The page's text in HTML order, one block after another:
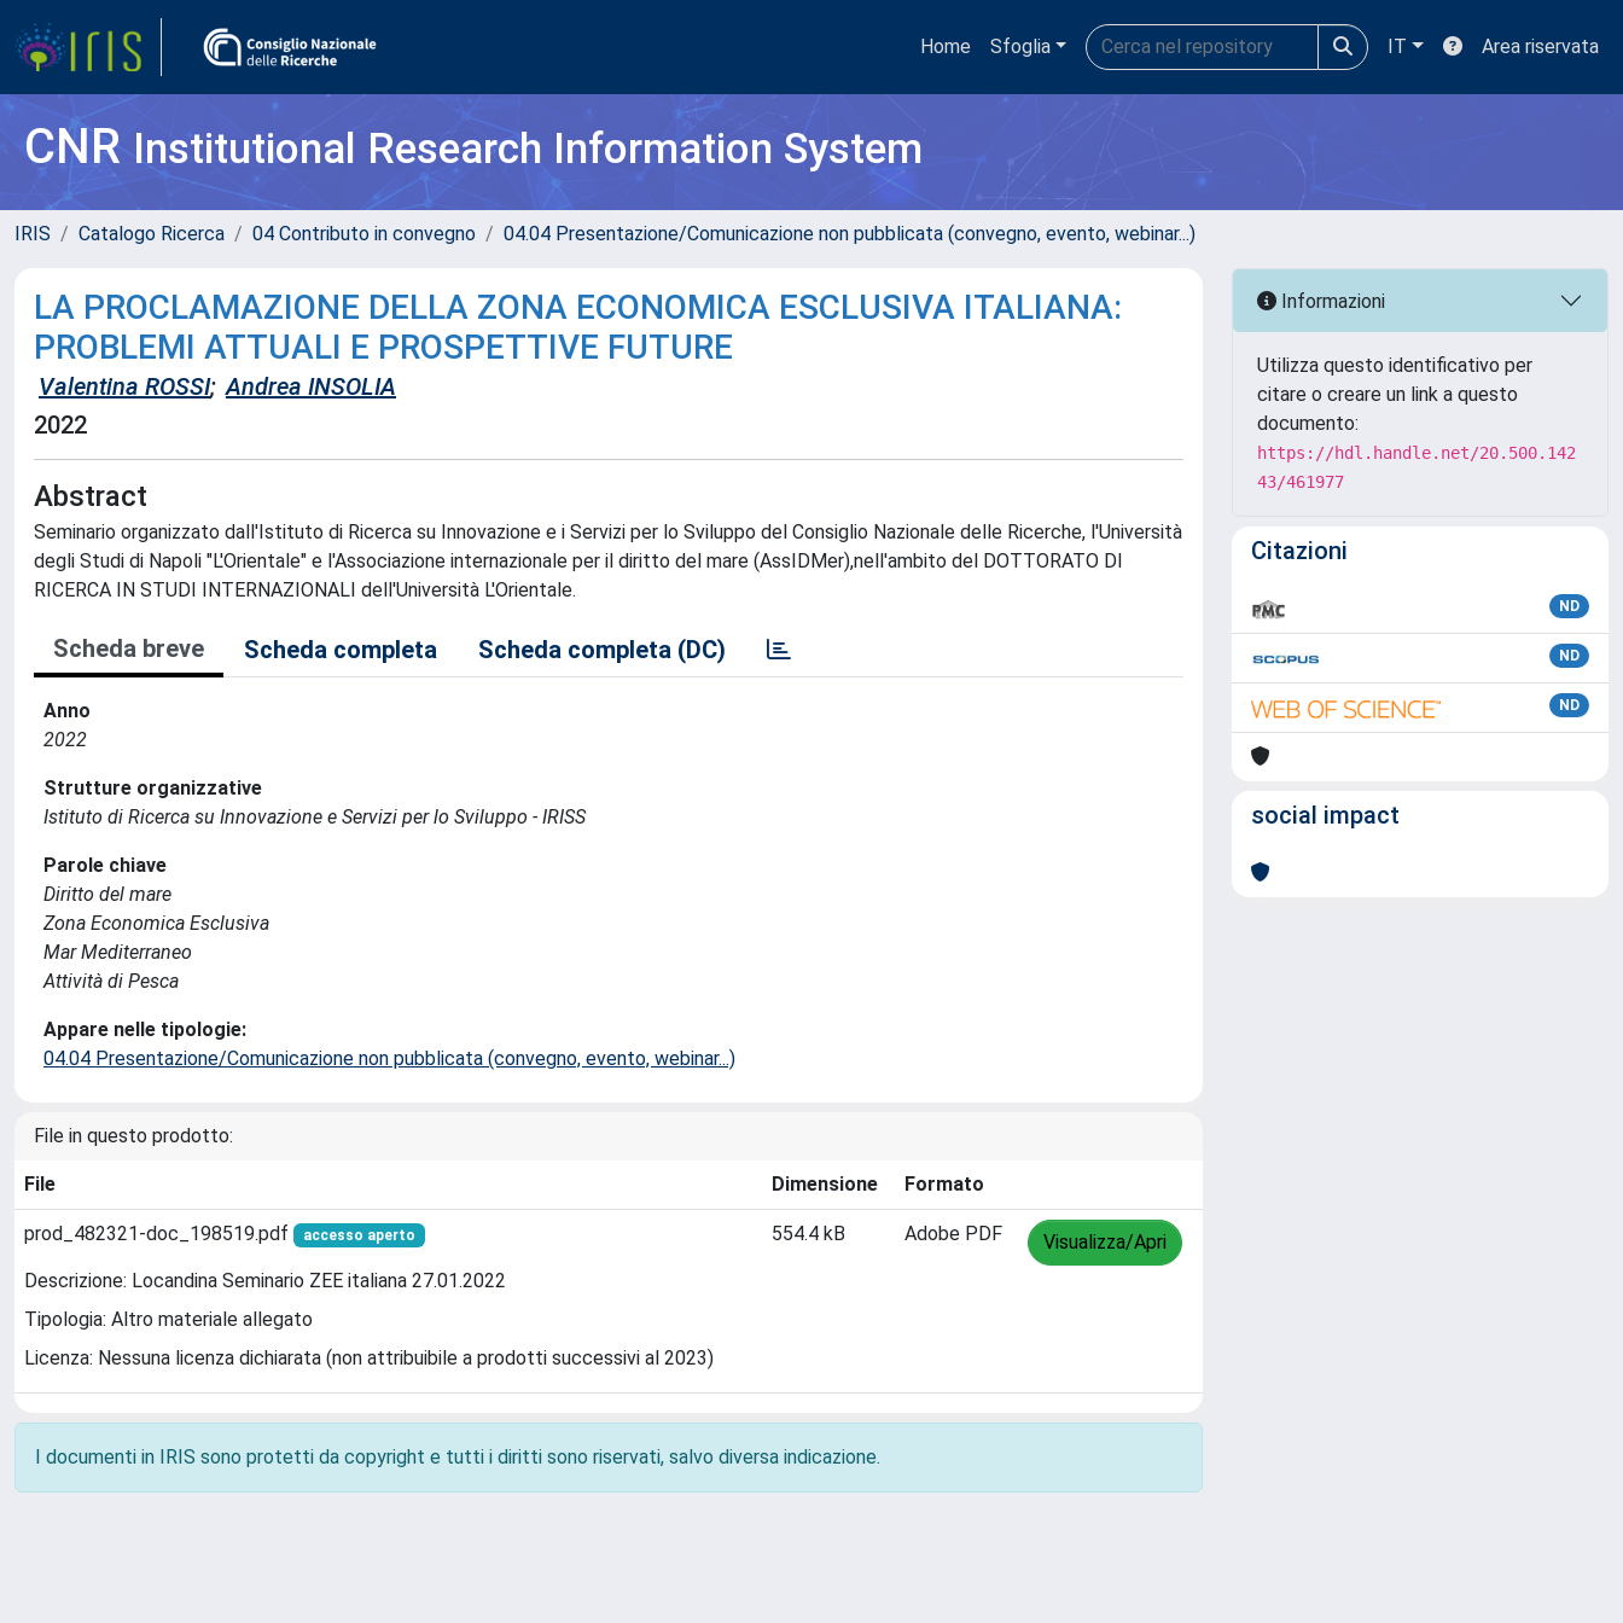
Home Sfoglia IT Area riservata
CNRInstitutional Research Information System
IRIS Catalogo Ricerca 04 Contributo in convegno 04.04 Presentazione/Comunicazione non pubblicata (convegno, evento, webinar...)
LA PROCLAMAZIONE DELLA ZONA ECONOMICA ESCLUSIVA ITALIANA:
PROBLEMI ATTUALI E PROSPETTIVE FUTURE
Valentina ROSSI; Andrea INSOLIA
2022
Abstract
Seminario organizzato dall'Istituto di Ricerca su Innovazione e i Servizi per lo Sviluppo del Consiglio Nazionale delle Ricerche, l'Università
degli Studi di Napoli "L'Orientale" e l'Associazione internazionale per il diritto del mare (AssIDMer),nell'ambito del DOTTORATO DI
RICERCA IN STUDI INTERNAZIONALI dell'Università L'Orientale.
Scheda breve Scheda completa Scheda completa (DC)
Anno
2022
Strutture organizzative
Istituto di Ricerca su Innovazione e Servizi per lo Sviluppo - IRISS
Parole chiave
Diritto del mare
Zona Economica Esclusiva
Mar Mediterraneo
Attività di Pesca
Appare nelle tipologie:
04.04 Presentazione/Comunicazione non pubblicata (convegno, evento, webinar...)
File in questo prodotto:
File Dimensione Formato
prod_482321-doc_198519.pdf accesso aperto
Descrizione: Locandina Seminario ZEE italiana 27.01.2022
Tipologia: Altro materiale allegato
Licenza: Nessuna licenza dichiarata (non attribuibile a prodotti successivi al 2023)
554.4 kB Adobe PDF Visualizza/Apri
I documenti in IRIS sono protetti da copyright e tutti i diritti sono riservati, salvo diversa indicazione.
Informazioni
Utilizza questo identificativo per
citare o creare un link a questo
documento:
https://hdl.handle.net/20.500.142
43/461977
Citazioni
ND
ND
ND
social impact